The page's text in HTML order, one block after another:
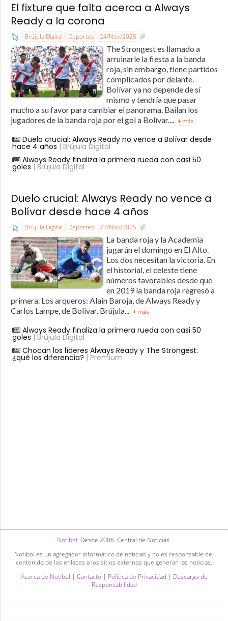
El fixture que falta acerca a Always
Ready a la corona
Brújula Digital Deportes 24/Nov/2025
The Strongest es llamado a
arruinarle la fiesta a la banda
roja, sin embargo, tiene partidos
complicados por delante.
Bolívar ya no depende de sí
mismo y tendría que pasar
mucho a su favor para cambiar el panorama. Bailan los
jugadores de la banda roja por el gol a Bolívar.... + más
Duelo crucial: Always Ready no vence a Bolívar desde
hace 4 años | Brújula Digital
Always Ready finaliza la primera rueda con casi 50
goles | Brújula Digital
Duelo crucial: Always Ready no vence a
Bolívar desde hace 4 años
Brújula Digital Deportes 23/Nov/2025
La banda roja y la Academia
jugarán el domingo en El Alto.
Los dos necesitan la victoria. En
el historial, el celeste tiene
números favorables desde que
en 2019 la banda roja regresó a
primera. Los arqueros: Alain Baroja, de Always Ready y
Carlos Lampe, de Bolívar. Brújula... + más
Always Ready finaliza la primera rueda con casi 50
goles | Brújula Digital
Chocan los líderes Always Ready y The Strongest:
¿qué los diferencia? | Premium
Notibol. Desde 2006. Central de Noticias.
Notibol es un agregador informático de noticias y no es responsable del
contenido de los enlaces a los sitios externos que generan las noticias.
Acerca de Notibol | Contacto| Política de Privacidad | Descargo de
Responsabilidad